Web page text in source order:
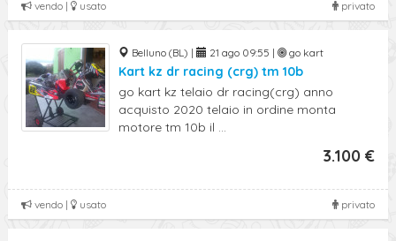
privato
vendo | usato
Belluno (BL) | 21 ago 09:55 | go kart
Kart kz dr racing (crg) tm 10b
go kart kz telaio dr racing(crg) anno
acquisto 2020 telaio in ordine monta
motore tm 10b il ...
3.100 €
privato
vendo | usato